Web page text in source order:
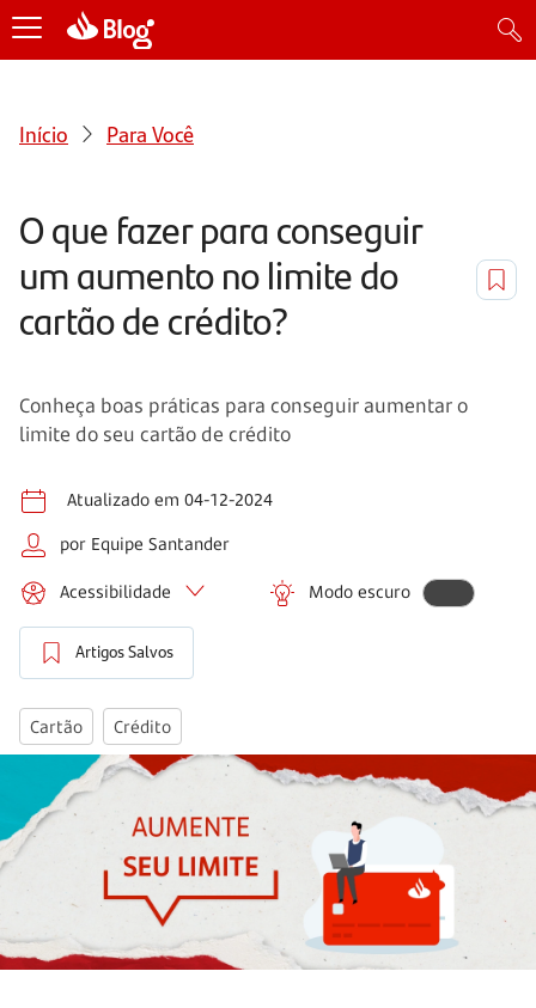
Início Para Você
O que fazer para conseguir
um aumento no limite do
cartão de crédito?
Conheça boas práticas para conseguir aumentar o
limite do seu cartão de crédito
Atualizado em 04-12-2024
por Equipe Santander
Acessibilidade Modo escuro
Artigos Salvos
Cartão Crédito